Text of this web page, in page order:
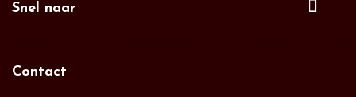
Snel naar
Contact